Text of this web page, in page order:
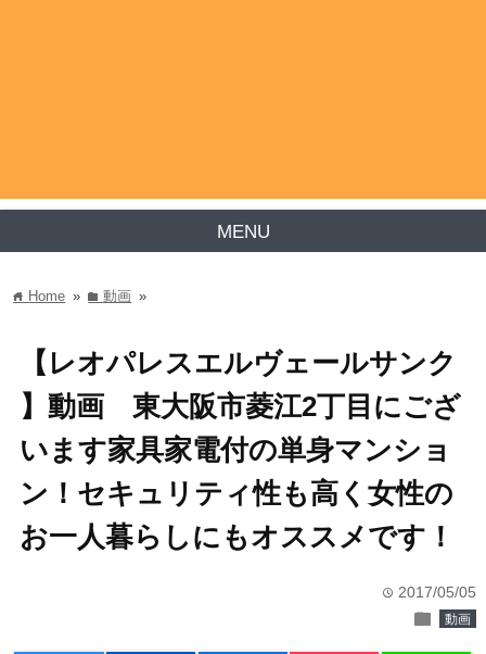
MENU
home Home » folder動画 »
【レオパレスエルヴェールサンク
】動画 東大阪市菱江2丁目にござ
います家具家電付の単身マンショ
ン！セキュリティ性も高く女性の
お一人暮らしにもオススメです！
time 2017/05/05
folder 動画